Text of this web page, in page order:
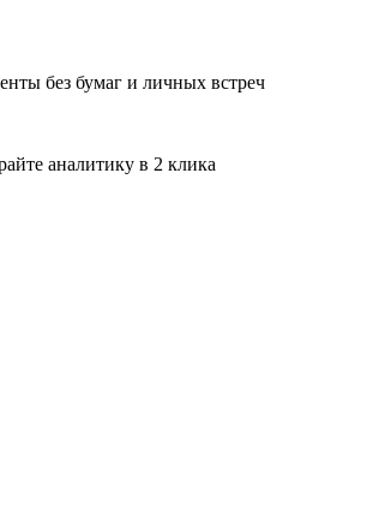
без бумаг и личных встреч
аналитику в 2 клика